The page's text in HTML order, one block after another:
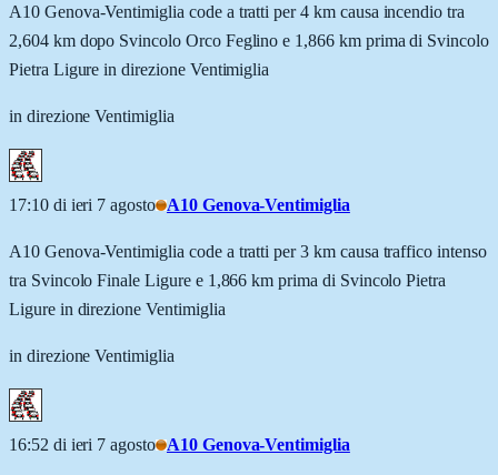
A10 Genova-Ventimiglia code a tratti per 4 km causa incendio tra
2,604 km dopo Svincolo Orco Feglino e 1,866 km prima di Svincolo
Pietra Ligure in direzione Ventimiglia
in direzione Ventimiglia
17:10 di ieri 7 agosto A10 Genova-Ventimiglia
A10 Genova-Ventimiglia code a tratti per 3 km causa traffico intenso
tra Svincolo Finale Ligure e 1,866 km prima di Svincolo Pietra
Ligure in direzione Ventimiglia
in direzione Ventimiglia
16:52 di ieri 7 agosto A10 Genova-Ventimiglia